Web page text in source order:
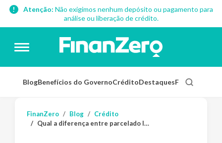
Atenção: Não exigimos nenhum depósito ou pagamento para
análise ou liberação de crédito.
BlogBenefícios do GovernoCréditoDestaquesFinanças
FinanZero Blog
Crédito
Qual a diferença entre parcelado lojista e parcelado emissor?